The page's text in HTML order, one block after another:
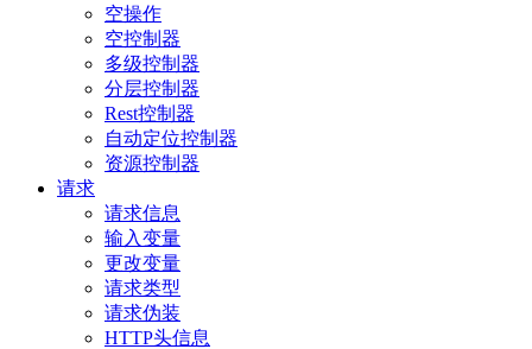
空操作
空控制器
多级控制器
分层控制器
Rest控制器
自动定位控制器
资源控制器
请求
请求信息
输入变量
更改变量
请求类型
请求伪装
HTTP头信息